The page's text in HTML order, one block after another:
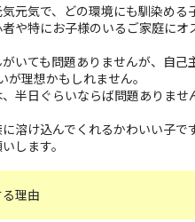
元気で、どの環境にも馴染める
や特にお子様のいるご家庭にオ
いても問題ありませんが、自己
が理想かもしれません。
半日ぐらいならば問題ありませ
溶け込んでくれるかわいい子で
します。
理由